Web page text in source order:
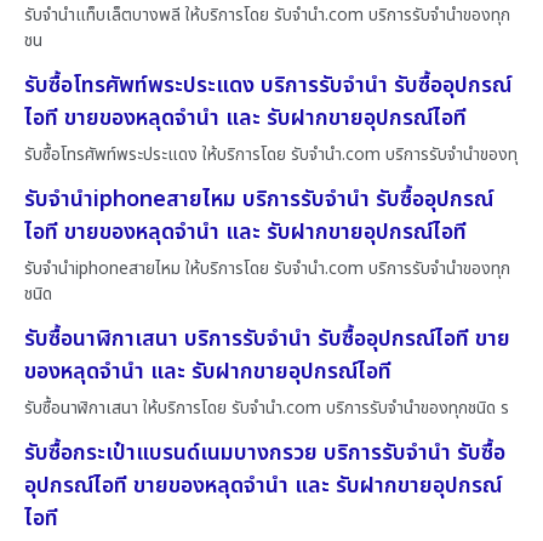
รับจำนำแท็บเล็ตบางพลี ให้บริการโดย รับจํานํา.com บริการรับจำนำของทุก
ชน
รับซื้อโทรศัพท์พระประแดง บริการรับจำนำ รับซื้ออุปกรณ์
ไอที ขายของหลุดจำนำ และ รับฝากขายอุปกรณ์ไอที
รับซื้อโทรศัพท์พระประแดง ให้บริการโดย รับจํานํา.com บริการรับจำนำของทุ
รับจำนำiphoneสายไหม บริการรับจำนำ รับซื้ออุปกรณ์
ไอที ขายของหลุดจำนำ และ รับฝากขายอุปกรณ์ไอที
รับจำนำiphoneสายไหม ให้บริการโดย รับจํานํา.com บริการรับจำนำของทุก
ชนิด
รับซื้อนาฬิกาเสนา บริการรับจำนำ รับซื้ออุปกรณ์ไอที ขาย
ของหลุดจำนำ และ รับฝากขายอุปกรณ์ไอที
รับซื้อนาฬิกาเสนา ให้บริการโดย รับจํานํา.com บริการรับจำนำของทุกชนิด ร
รับซื้อกระเป๋าแบรนด์เนมบางกรวย บริการรับจำนำ รับซื้อ
อุปกรณ์ไอที ขายของหลุดจำนำ และ รับฝากขายอุปกรณ์
ไอที